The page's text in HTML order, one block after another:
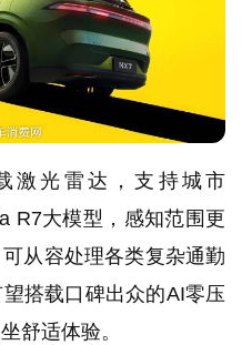
激光雷达，支持城市
R7大模型，感知范围更
从容处理各类复杂通勤
搭载口碑出众的AI零压
舒适体验。